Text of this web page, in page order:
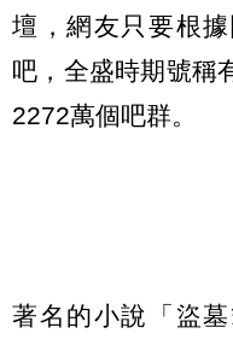
壇，網友只要根
吧，全盛時期號稱
2272萬個吧群。
著名的小說「盜